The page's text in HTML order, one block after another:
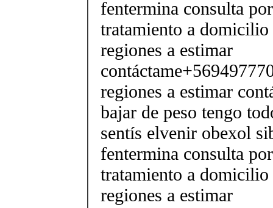
fentermina consulta
tratamiento a
regiones a estimar
regiones a estimar
bajar de peso tengo
sentís elvenir obexol
fentermina consulta
tratamiento a
regiones a estimar